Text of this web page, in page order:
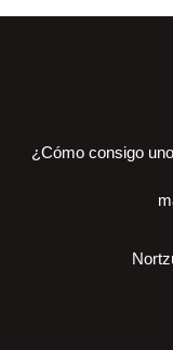
¿Cómo consigo